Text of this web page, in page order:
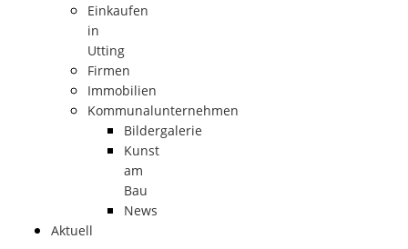
Einkaufen
in
Utting
Firmen
Immobilien
Kommunalunternehmen
Bildergalerie
Kunst
am
Bau
News
Aktuell